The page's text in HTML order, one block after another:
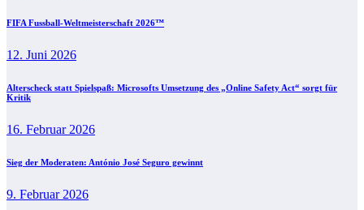
FIFA Fussball-Weltmeisterschaft 2026™
12. Juni 2026
Alterscheck statt Spielspaß: Microsofts Umsetzung des „Online Safety Act“ sorgt für
Kritik
16. Februar 2026
Sieg der Moderaten: António José Seguro gewinnt
9. Februar 2026